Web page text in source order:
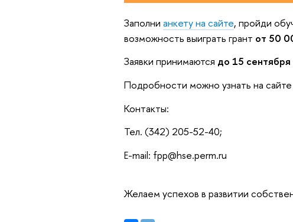
Заполни анкету на сайте, пройди
возможность выиграть грант от 50
Заявки принимаются до 15 сентября
Подробности можно узнать на
Контакты:
Тел. (342) 205-52-40;
E-mail: fpp@hse.perm.ru
Желаем успехов в развитии